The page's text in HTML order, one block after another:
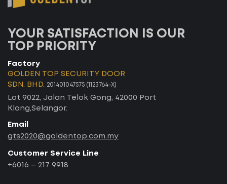
YOUR SATISFACTION IS OUR
TOP PRIORITY
Factory
GOLDEN TOP SECURITY DOOR
SDN. BHD. 201401047575 (1123764-X)
Lot 9022, Jalan Telok Gong, 42000 Port
Klang,Selangor.
Email
gts2020@goldentop.com.my
Customer Service Line
+6016 – 217 9918